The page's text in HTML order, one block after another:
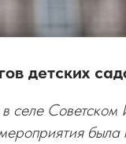
детских
селе